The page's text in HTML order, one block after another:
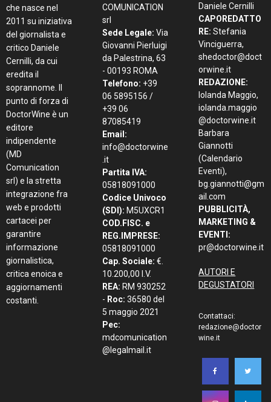
che nasce nel
2011 su iniziativa
del giornalista e
critico Daniele
Cernilli, da cui
eredita il
soprannome. Il
punto di forza di
DoctorWine è un
editore
indipendente
(MD
Comunication
srl) e la stretta
integrazione fra
web e prodotti
cartacei per
garantire
informazione
giornalistica,
critica enoica e
aggiornamenti
costanti.
COMUNICATION
srl
Sede Legale: Via
Giovanni Pierluigi
da Palestrina, 63
- 00193 ROMA
Telefono: +39
06 5895156 /
+39 06
87085419
Email:
info@doctorwine
.it
Partita IVA:
05818091000
Codice Univoco
(SDI): M5UXCR1
COD.FISC. e
REG.IMPRESE:
05818091000
Cap. Sociale: €.
10.200,00 I.V.
REA: RM 930252
- Roc: 36580 del
5 maggio 2021
Pec:
mdcomunication
@legalmail.it
Daniele Cernilli
CAPOREDATTO
RE: Stefania
Vinciguerra,
shedoctor@doct
orwine.it
REDAZIONE:
Iolanda Maggio,
iolanda.maggio
@doctorwine.it
Barbara
Giannotti
(Calendario
Eventi),
bg.giannotti@gm
ail.com
PUBBLICITÀ,
MARKETING &
EVENTI:
pr@doctorwine.it
AUTORI E
DEGUSTATORI
Contattaci:
redazione@doctor
wine.it